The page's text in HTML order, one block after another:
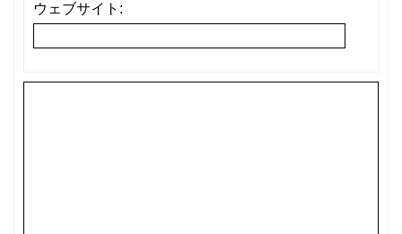
ウェブサイト: